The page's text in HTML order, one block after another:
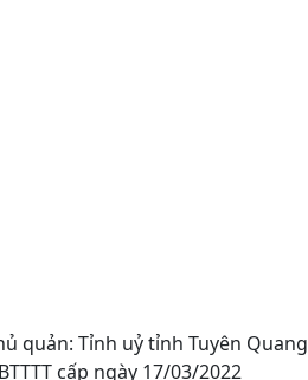
quản: Tỉnh uỷ tỉnh Tuyên Quang
cấp ngày 17/03/2022